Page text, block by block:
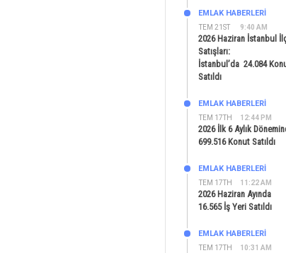
TEM 21ST 9:40 AM
EMLAK HABERLERI
2026 Haziran İstanbul
Satışları:
İstanbul’da 24.084
Satıldı
TEM 17TH 12:44 PM
EMLAK HABERLERI
2026 İlk 6 Aylık
699.516 Konut Satıldı
TEM 17TH 11:22 AM
EMLAK HABERLERI
2026 Haziran Ayında
16.565 İş Yeri Satıldı
TEM 17TH 10:31 AM
EMLAK HABERLERI